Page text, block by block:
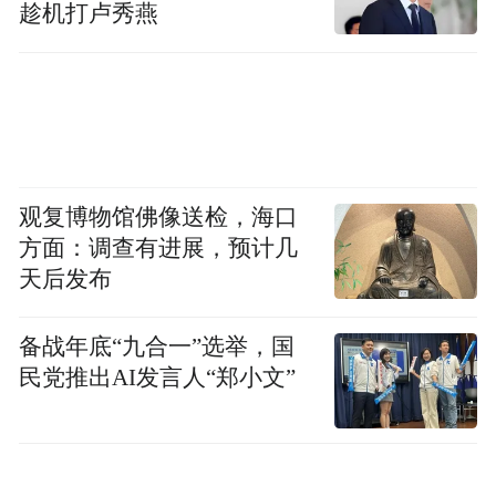
趁机打卢秀燕
观复博物馆佛像送检，海口
方面：调查有进展，预计几
天后发布
备战年底“九合一”选举，国
民党推出AI发言人“郑小文”